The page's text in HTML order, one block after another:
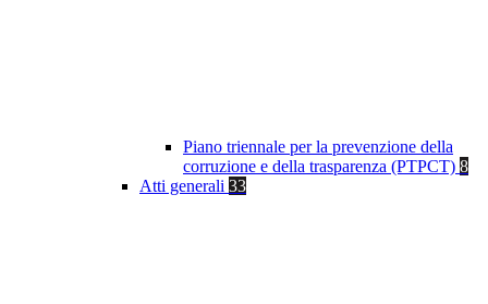
Piano triennale per la prevenzione della
corruzione e della trasparenza (PTPCT) 8
Atti generali 33